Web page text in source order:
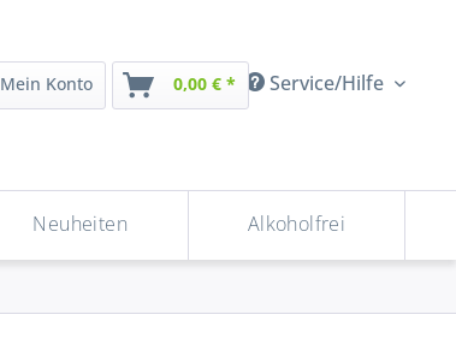
Service/Hilfe
Mein Konto 0,00 € *
Neuheiten Alkoholfrei